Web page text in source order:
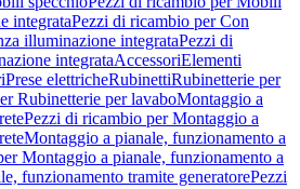
integrataPezzi di ricambio per Con
illuminazione integrataPezzi di
integrataAccessoriElementi
Prese elettricheRubinettiRubinetterie per
Rubinetterie per lavaboMontaggio a
Pezzi di ricambio per Montaggio a
Montaggio a pianale, funzionamento a
Montaggio a pianale, funzionamento a
funzionamento tramite generatorePezzi